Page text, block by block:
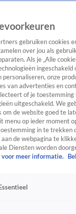
Entertainment
Spraakmakend
gebruiken cookies
over jou als
Als je „Alle
ingeschakeld
personaliseren, onze
van advertenties en
of je
uitgeschakeld. We
om de website goed te
menu op ieder moment
in te trekken
de webpagina te
Diensten worden
meer informatie.